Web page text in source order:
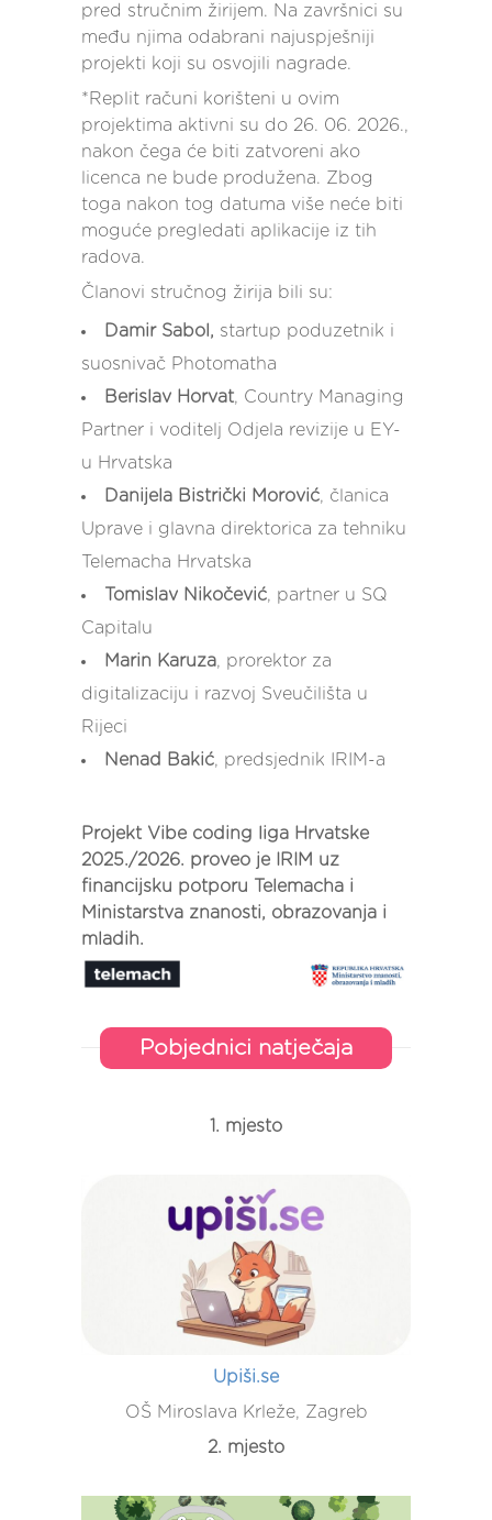
pred stručnim žirijem. Na završnici su
među njima odabrani najuspješniji
projekti koji su osvojili nagrade.
*Replit računi korišteni u ovim
projektima aktivni su do 26. 06. 2026.,
nakon čega će biti zatvoreni ako
licenca ne bude produžena. Zbog
toga nakon tog datuma više neće biti
moguće pregledati aplikacije iz tih
radova.
Članovi stručnog žirija bili su:
Damir Sabol, startup poduzetnik i
suosnivač Photomatha
Berislav Horvat, Country Managing
Partner i voditelj Odjela revizije u EY-
u Hrvatska
Danijela Bistrički Morović, članica
Uprave i glavna direktorica za tehniku
Telemacha Hrvatska
Tomislav Nikočević, partner u SQ
Capitalu
Marin Karuza, prorektor za
digitalizaciju i razvoj Sveučilišta u
Rijeci
Nenad Bakić, predsjednik IRIM-a
Projekt Vibe coding liga Hrvatske
2025./2026. proveo je IRIM uz
financijsku potporu Telemacha i
Ministarstva znanosti, obrazovanja i
mladih.
Pobjednici natječaja
1. mjesto
Upiši.se
OŠ Miroslava Krleže, Zagreb
2. mjesto